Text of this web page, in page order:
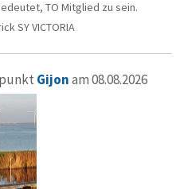
TO Mitglied zu sein.
SY VICTORIA
Gijonam 08.08.2026